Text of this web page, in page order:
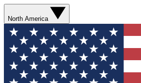
North America